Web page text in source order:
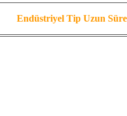
Endüstriyel Tip Uzun